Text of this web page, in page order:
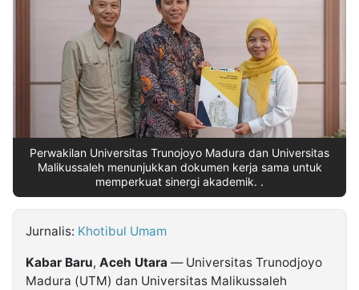
Dinamikapost.com
Seedbacklink
Perwakilan Universitas Trunojoyo Madura dan Universitas
Malikussaleh menunjukkan dokumen kerja sama untuk
memperkuat sinergi akademik. .
Jurnalis: Khotibul Umam
Kabar Baru, Aceh Utara — Universitas Trunodjoyo
Madura (UTM) dan Universitas Malikussaleh